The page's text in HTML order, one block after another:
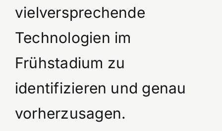
vielversprechende
Technologien im
Frühstadium zu
identifizieren und genau
vorherzusagen.